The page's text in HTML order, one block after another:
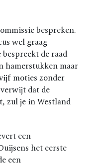
bespreken.
wel graag
de raad
hamerstukken maar
moties zonder
dat de
zul je in Westland
een
het eerste
een